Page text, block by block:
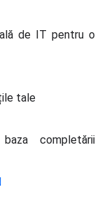
de IT pentru o
tale
completării